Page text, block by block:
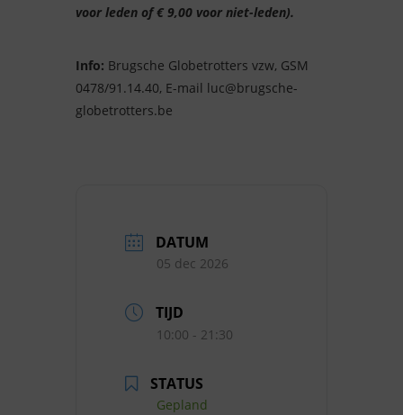
voor leden of € 9,00 voor niet-leden).
Info: Brugsche Globetrotters vzw, GSM
0478/91.14.40, E-mail luc@brugsche-
globetrotters.be
DATUM
05 dec 2026
TIJD
10:00 - 21:30
STATUS
Gepland